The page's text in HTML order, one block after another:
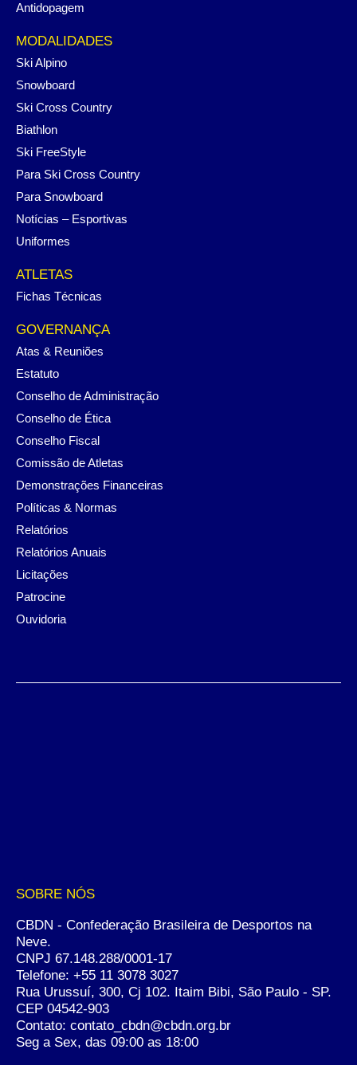
Antidopagem
MODALIDADES
Ski Alpino
Snowboard
Ski Cross Country
Biathlon
Ski FreeStyle
Para Ski Cross Country
Para Snowboard
Notícias – Esportivas
Uniformes
ATLETAS
Fichas Técnicas
GOVERNANÇA
Atas & Reuniões
Estatuto
Conselho de Administração
Conselho de Ética
Conselho Fiscal
Comissão de Atletas
Demonstrações Financeiras
Políticas & Normas
Relatórios
Relatórios Anuais
Licitações
Patrocine
Ouvidoria
SOBRE NÓS
CBDN - Confederação Brasileira de Desportos na
Neve.
CNPJ 67.148.288/0001-17
Telefone: +55 11 3078 3027
Rua Urussuí, 300, Cj 102. Itaim Bibi, São Paulo - SP.
CEP 04542-903
Contato: contato_cbdn@cbdn.org.br
Seg a Sex, das 09:00 as 18:00